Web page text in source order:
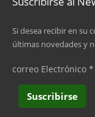
Si desea recibir en su
últimas novedades y
correo Electrónico *